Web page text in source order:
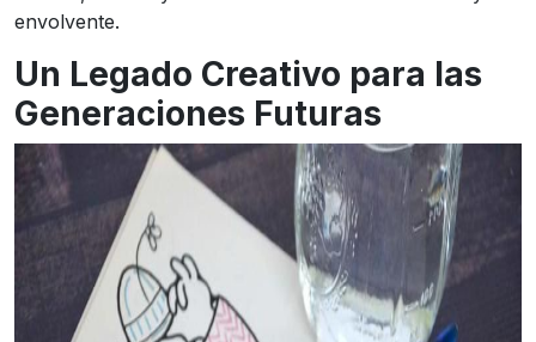
envolvente.
Un Legado Creativo para las
Generaciones Futuras